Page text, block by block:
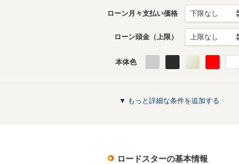
ローン月々支払い価格
ローン頭金（上限）
本体色
▼ もっと詳細な条件を追加する
ロードスターの基本情報